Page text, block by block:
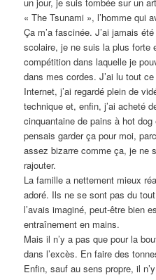
« The Tsunami », l’homme qui
Ça m’a fascinée. J’ai jamais
scolaire, je ne suis la plus forte
compétition dans laquelle je
dans mes cordes. J’ai lu tout
Internet, j’ai regardé plein de
technique et, enfin, j’ai acheté
cinquantaine de pains à hot
pensais garder ça pour moi,
assez bizarre comme ça, je ne
rajouter.
La famille a nettement mieux
adoré. Ils ne se sont pas du
l’avais imaginé, peut-être bien
entraînement en mains.
Mais il n’y a pas que pour la
dans l’excès. En faire des
Enfin, sauf au sens propre, il